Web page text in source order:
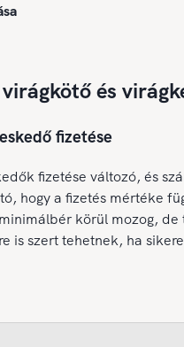
és
fizetése
fizetése változó, és
hogy a fizetés mértéke
körül mozog,
is szert tehetnek, ha